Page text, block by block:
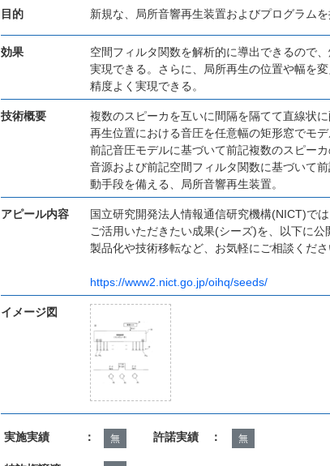
目的 新規な、局所音響再生装置およびプログラムを
効果
空間フィルタ関数を解析的に導出できるので
実現できる。さらに、局所再生の位置や幅を
精度よく実現できる。
技術概要
複数のスピーカを互いに間隔を隔てて直線状
再生位置における音圧を任意幅の矩形窓でモ
前記音圧モデルに基づいて前記複数のスピー
音源および前記空間フィルタ関数に基づいて
動手段を備える、局所音響再生装置。
アピール内容
国立研究開発法人情報通信研究機構(NICT)で
ご活用いただきたい成果(シーズ)を、以下に公
製品化や技術移転など、お気軽にご相談くださ
https://www2.nict.go.jp/oihq/seeds/
イメージ図
実施実績 ： 無 許諾実績 ： 無